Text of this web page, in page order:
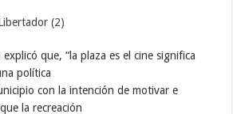
explicó que, “la plaza es el cine significa
política
con la intención de motivar e
la recreación